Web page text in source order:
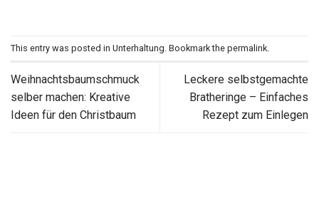
This entry was posted in Unterhaltung . Bookmark the permalink
Weihnachtsbaumschmuck
selber machen: Kreative
Ideen für den Christbaum
Leckere selbstgemachte
Bratheringe – Einfaches
Rezept zum Einlegen